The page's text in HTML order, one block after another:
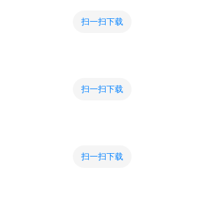
扫一扫下载
扫一扫下载
扫一扫下载